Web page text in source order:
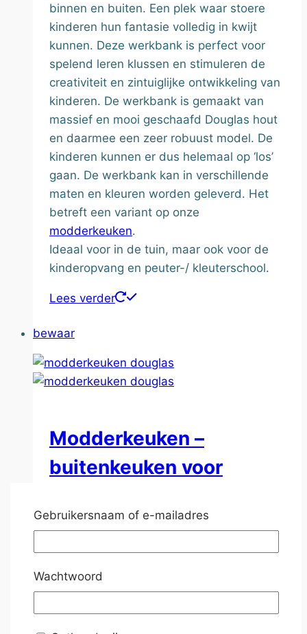
binnen en buiten. Een plek waar stoere
kinderen hun fantasie volledig in kwijt
kunnen. Deze werkbank is perfect voor
spelend leren klussen en stimuleren de
creativiteit en zintuiglijke ontwikkeling van
kinderen. De werkbank is gemaakt van
massief en mooi geschaafd Douglas hout
en daarmee een zeer robuust model. De
kinderen kunnen er dus helemaal op ‘los’
gaan. De werkbank kan in verschillende
maten en kleuren worden geleverd. Het
betreft een variant op onze
modderkeuken.
Ideaal voor in de tuin, maar ook voor de
kinderopvang en peuter-/ kleuterschool.
Lees verder
bewaar
Modderkeuken –
buitenkeuken voor
douglas hout
modderkeuken – buitenkeuken voor
kinderen, een prachtige omgeving waar
kinderen hun fantasie volledig in kwijt
Gebruikersnaam of e-mailadres
Wachtwoord